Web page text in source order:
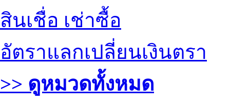
สินเชื่อ เช่าซื้อ
อัตราแลกเปลี่ยนเงินตรา
>> ดูหมวดทั้งหมด